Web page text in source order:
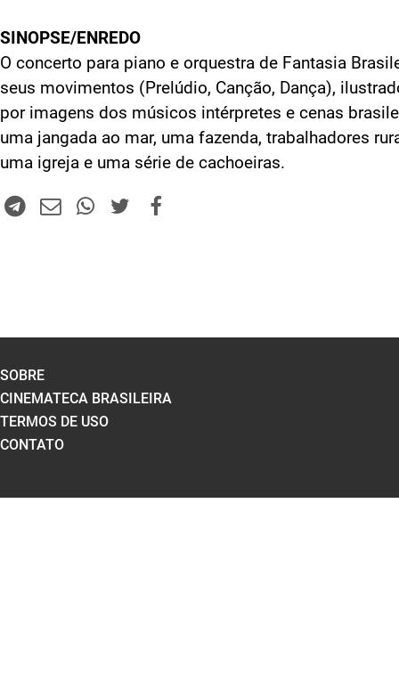
SINOPSE/ENREDO
O concerto para piano e orquestra de Fantasia
seus movimentos (Prelúdio, Canção, Dança),
por imagens dos músicos intérpretes e cenas
uma jangada ao mar, uma fazenda, trabalhadores
uma igreja e uma série de cachoeiras.
SOBRE
CINEMATECA BRASILEIRA
TERMOS DE USO
CONTATO